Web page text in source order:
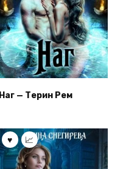
Наг — Терин Рем